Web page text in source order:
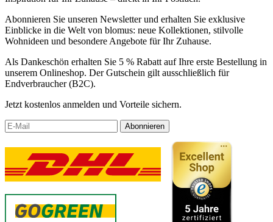
Abonnieren Sie unseren Newsletter und erhalten Sie exklusive
Einblicke in die Welt von blomus: neue Kollektionen, stilvolle
Wohnideen und besondere Angebote für Ihr Zuhause.
Als Dankeschön erhalten Sie 5 % Rabatt auf Ihre erste Bestellung in
unserem Onlineshop. Der Gutschein gilt ausschließlich für
Endverbraucher (B2C).
Jetzt kostenlos anmelden und Vorteile sichern.
Abonnieren